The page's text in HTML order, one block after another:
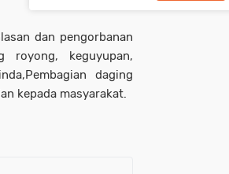
dan pengorbanan
keguyupan,
daging
kepada masyarakat.